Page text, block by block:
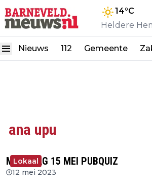
14°C
Heldere
Nieuws 112 Gemeente
ana upu
Lokaal
MAANDAG 15 MEI PUBQUIZ
12 mei 2023